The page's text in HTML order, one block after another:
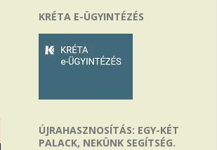
KRÉTA E-ÜGYINTÉZÉS
ÚJRAHASZNOSÍTÁS: EGY-KÉT
PALACK, NEKÜNK SEGÍTSÉG.